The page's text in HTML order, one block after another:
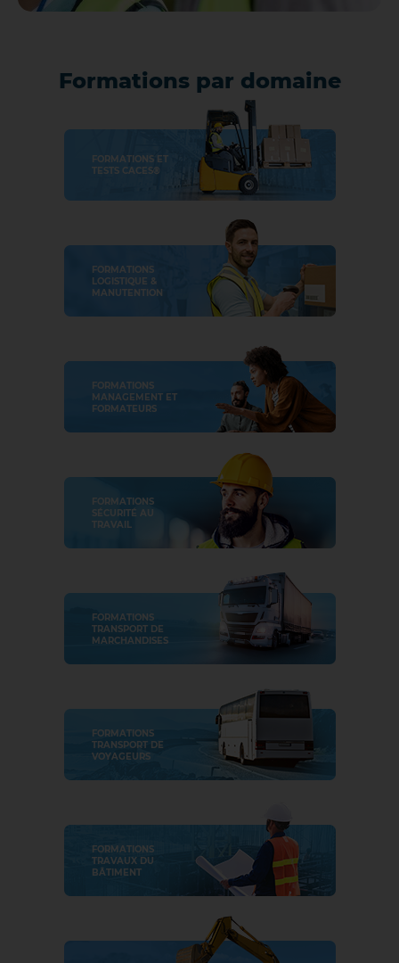
Formations par domaine
FORMATIONS ET
TESTS CACES®
FORMATIONS
LOGISTIQUE &
MANUTENTION
FORMATIONS
MANAGEMENT ET
FORMATEURS
FORMATIONS
SÉCURITÉ AU
TRAVAIL
FORMATIONS
TRANSPORT DE
MARCHANDISES
FORMATIONS
TRANSPORT DE
VOYAGEURS
FORMATIONS
TRAVAUX DU
BÂTIMENT